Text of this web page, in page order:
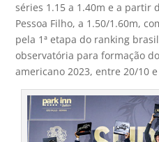
séries 1.15 a 1.40m e a partir
Pessoa Filho, a 1.50/1.60m,
pela 1ª etapa do ranking
observatória para formação
americano 2023, entre 20/10